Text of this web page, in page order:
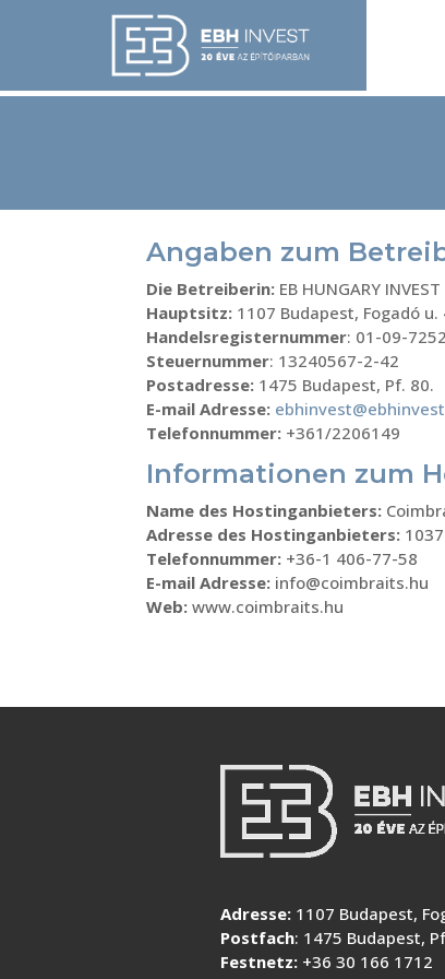
Angaben zum
Die Betreiberin: EB HUNGARY
Hauptsitz: 1107 Budapest, Fogadó u.
Handelsregisternummer: 01-09-
Steuernummer: 13240567-2-42
Postadresse: 1475 Budapest, Pf. 80.
E-mail Adresse:
Telefonnummer: +361/2206149
Informationen zum
Name des Hostinganbieters:
Adresse des Hostinganbieters:
Telefonnummer: +36-1 406-77-58
E-mail Adresse: info@coimbraits.hu
Web:www.coimbraits.hu
Adresse:1107 Budapest,
Postfach: 1475 Budapest,
Festnetz: +36 30 166 1712